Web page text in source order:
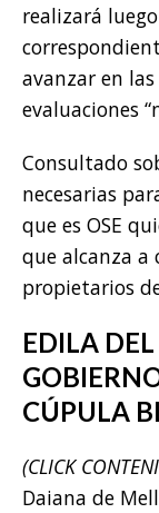
realizará
avanzar en
evaluaciones
Consultado
necesarias
que es OSE
que alcanza a
propietarios
EDILA
CÚPULA
(CLICK
Daiana de